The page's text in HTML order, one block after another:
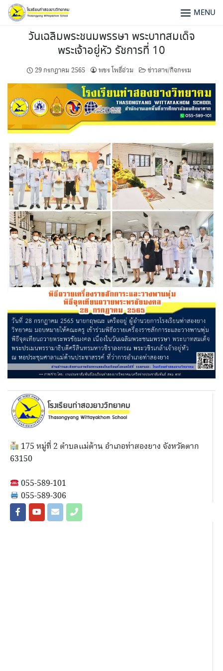
MENU
วันเฉลิมพระชนมพรรษา พระบาทสมเด็จ
พระเจ้าอยู่หัว รัชการที่ 10
29 กรกฎาคม 2565 พชร โพธิ์อ่วม ข่าวสาร/กิจกรรม
175 หมู่ที่ 2 ตำบลแม่ต้าน อำเภอท่าสองยาง จังหวัดตาก
63150
055-589-101
055-589-306